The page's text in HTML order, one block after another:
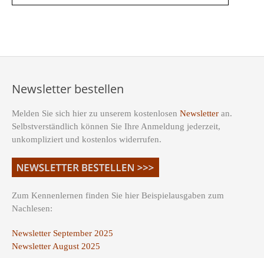
Newsletter bestellen
Melden Sie sich hier zu unserem kostenlosen Newsletter an.
Selbstverständlich können Sie Ihre Anmeldung jederzeit,
unkompliziert und kostenlos widerrufen.
Zum Kennenlernen finden Sie hier Beispielausgaben zum
Nachlesen:
Newsletter September 2025
Newsletter August 2025